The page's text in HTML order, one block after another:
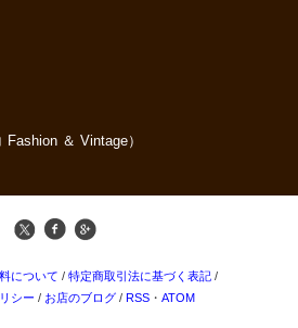
Fashion ＆ Vintage）
について / 特定商取引法に基づく表記 /
シー / お店のブログ / RSS ・ ATOM